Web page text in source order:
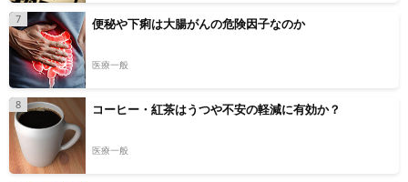
7 便秘や下痢は大腸がんの危険因子なのか
医療一般
8 コーヒー・紅茶はうつや不安の軽減に有効か？
医療一般